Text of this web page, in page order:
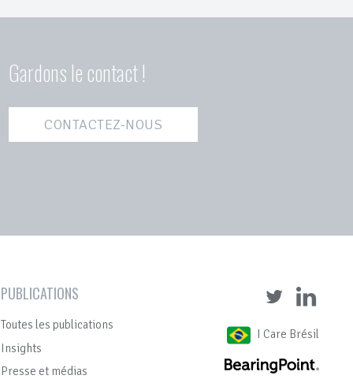
Gardons le contact !
CONTACTEZ-NOUS
PUBLICATIONS
Toutes les publications
Insights
Presse et médias
I Care Brésil